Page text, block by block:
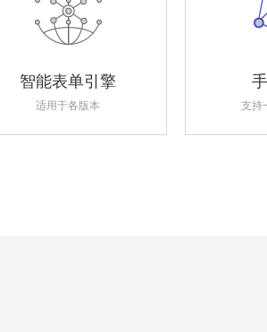
智能表单引擎
适用于各版本 支持